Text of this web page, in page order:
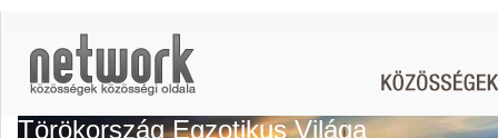
Törökország Egzotikus Világa